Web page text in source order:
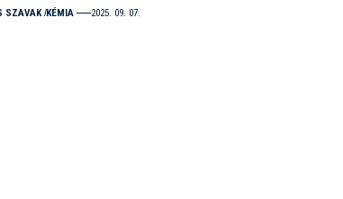
SZAVAK KÉMIA 2025. 09. 07.